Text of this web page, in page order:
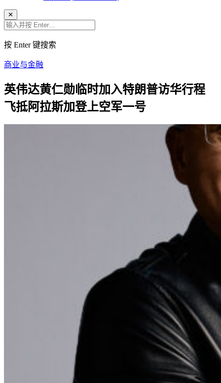
✕
按 Enter 键搜索
商业与金融
英伟达黄仁勋临时加入特朗普访华行程
飞抵阿拉斯加登上空军一号